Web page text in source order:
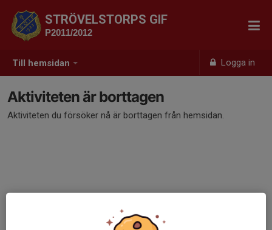
Till hemsidan Logga in
STRÖVELSTORPS GIF
P2011/2012
Aktiviteten är borttagen
Aktiviteten du försöker nå är borttagen från hemsidan.